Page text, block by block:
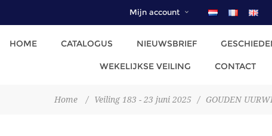
Mijn account
HOME CATALOGUS NIEUWSBRIEF
WEKELIJKSE VEILING CONTACT
Home / Veiling 183 - 23 juni 2025 / GOUDEN